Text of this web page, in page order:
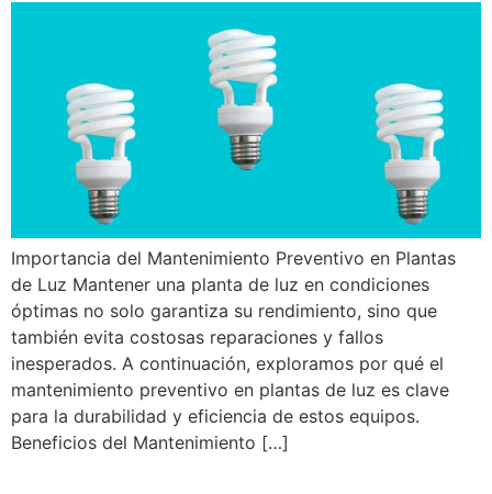
Importancia del Mantenimiento Preventivo en Plantas
de Luz Mantener una planta de luz en condiciones
óptimas no solo garantiza su rendimiento, sino que
también evita costosas reparaciones y fallos
inesperados. A continuación, exploramos por qué el
mantenimiento preventivo en plantas de luz es clave
para la durabilidad y eficiencia de estos equipos.
Beneficios del Mantenimiento […]